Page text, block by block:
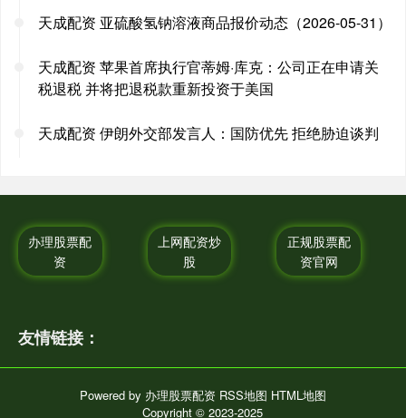
天成配资 亚硫酸氢钠溶液商品报价动态（2026-05-31）
天成配资 苹果首席执行官蒂姆·库克：公司正在申请关
税退税 并将把退税款重新投资于美国
天成配资 伊朗外交部发言人：国防优先 拒绝胁迫谈判
办理股票配
资
上网配资炒
股
正规股票配
资官网
友情链接：
Powered by 办理股票配资 RSS地图 HTML地图
Copyright© 2023-2025